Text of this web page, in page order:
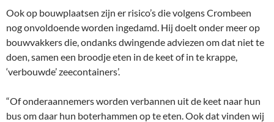
Ook op bouwplaatsen zijn er risico’s die volgens Crombeen
nog onvoldoende worden ingedamd. Hij doelt onder meer op
bouwvakkers die, ondanks dwingende adviezen om dat niet te
doen, samen een broodje eten in de keet of in te krappe,
‘verbouwde’ zeecontainers’.
“Of onderaannemers worden verbannen uit de keet naar hun
bus om daar hun boterhammen op te eten. Ook dat vinden wij